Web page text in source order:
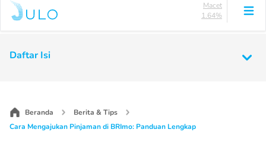
Main
Macet
1.64%
Daftar Isi
Beranda
Berita & Tips
Cara Mengajukan Pinjaman di BRImo: Panduan Lengkap